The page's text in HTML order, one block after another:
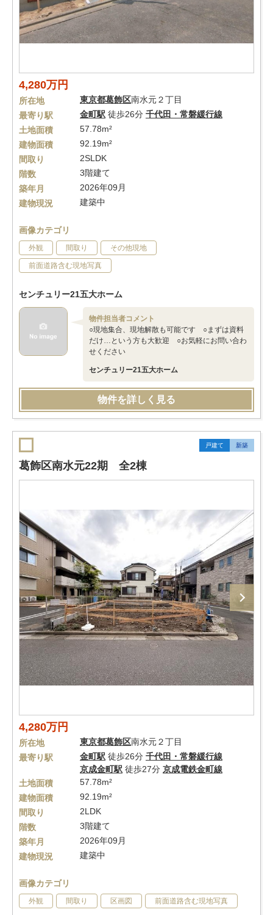
4,280万円
所在地 東京都葛飾区南水元２丁目
最寄り駅
金町駅 徒歩26分 千代田・常磐緩行線
土地面積
57.78m²
建物面積
92.19m²
間取り
2SLDK
階数
3階建て
築年月
2026年09月
建物現況
建築中
画像カテゴリ
外観 間取り その他現地
前面道路含む現地写真
センチュリー21五大ホーム
物件担当者コメント
○現地集合、現地解散も可能です ○まずは資料
だけ…という方も大歓迎 ○お気軽にお問い合わ
せください
センチュリー21五大ホーム
物件を詳しく見る
戸建て 新築
葛飾区南水元22期 全2棟
4,280万円
所在地 東京都葛飾区南水元２丁目
最寄り駅
金町駅 徒歩26分 千代田・常磐緩行線
京成金町駅 徒歩27分 京成電鉄金町線
土地面積
57.78m²
建物面積
92.19m²
間取り
2LDK
階数
3階建て
築年月
2026年09月
建物現況
建築中
画像カテゴリ
外観 間取り 区画図 前面道路含む現地写真